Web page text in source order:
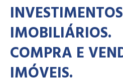
INVESTIMENTOS
IMOBILIÁRIOS.
COMPRA E
IMÓVEIS.